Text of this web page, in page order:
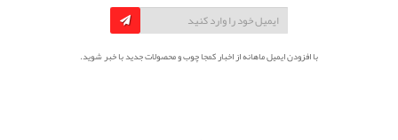
با افزودن ایمیل ماهانه از اخبار کمجا چوب و محصولات جدید با خبر شوید.